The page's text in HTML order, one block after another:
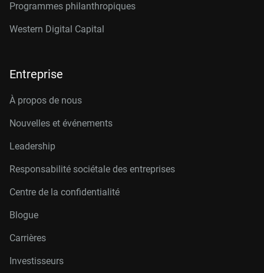
Programmes philanthropiques
Western Digital Capital
Entreprise
À propos de nous
Nouvelles et événements
Leadership
Responsabilité sociétale des entreprises
Centre de la confidentialité
Blogue
Carrières
Investisseurs